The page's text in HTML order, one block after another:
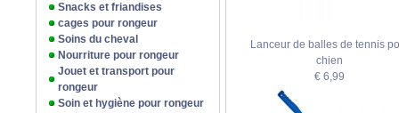
Snacks et friandises
cages pour rongeur
Soins du cheval
Nourriture pour rongeur
Jouet et transport pour
rongeur
Soin et hygiène pour rongeur
Lanceur de balles de tennis
chien
€ 6,99